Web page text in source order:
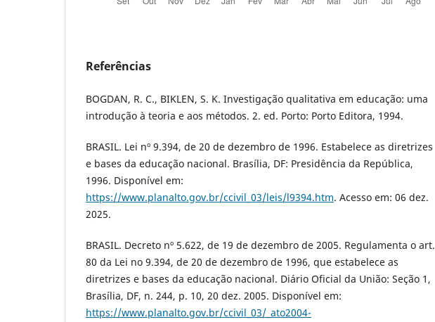
Referências
BOGDAN, R. C., BIKLEN, S. K. Investigação qualitativa em educação: uma
introdução à teoria e aos métodos. 2. ed. Porto: Porto Editora, 1994.
BRASIL. Lei nº 9.394, de 20 de dezembro de 1996. Estabelece as diretrizes
e bases da educação nacional. Brasília, DF: Presidência da República,
1996. Disponível em:
https://www.planalto.gov.br/ccivil_03/leis/l9394.htm. Acesso em: 06 dez.
2025.
BRASIL. Decreto nº 5.622, de 19 de dezembro de 2005. Regulamenta o art.
80 da Lei no 9.394, de 20 de dezembro de 1996, que estabelece as
diretrizes e bases da educação nacional. Diário Oficial da União: Seção 1,
Brasília, DF, n. 244, p. 10, 20 dez. 2005. Disponível em:
https://www.planalto.gov.br/ccivil_03/_ato2004-